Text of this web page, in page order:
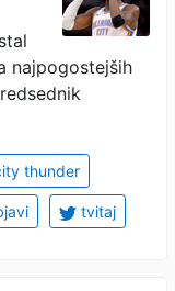
najpogostejših
thunder
tvitaj